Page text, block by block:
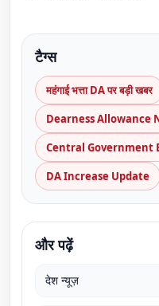
टैग्स
महंगाई भत्ता DA पर बड़ी खबर
Dearness Allowance
Central Government
DA Increase Update
और पढ़ें
देश न्यूज़